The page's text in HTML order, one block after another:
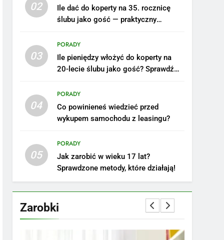
02
Ile dać do koperty na 35. rocznicę
ślubu jako gość — praktyczny
03
PORADY
Ile pieniędzy włożyć do koperty na
20-lecie ślubu jako gość? Sprawdź
04
PORADY
Co powinieneś wiedzieć przed
wykupem samochodu z leasingu?
05
PORADY
Jak zarobić w wieku 17 lat?
Sprawdzone metody, które działają!
Zarobki
na tym stanowisku
ZAROBKI
szkole: pomysły i